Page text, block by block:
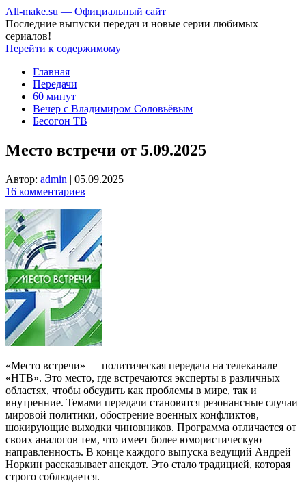
All-make.su — Официальный сайт
Последние выпуски передач и новые серии любимых
сериалов!
Перейти к содержимому
Главная
Передачи
60 минут
Вечер с Владимиром Соловьёвым
Бесогон ТВ
Место встречи от 5.09.2025
Автор: admin | 05.09.2025
16 комментариев
«Место встречи» — политическая передача на телеканале
«НТВ». Это место, где встречаются эксперты в различных
областях, чтобы обсудить как проблемы в мире, так и
внутренние. Темами передачи становятся резонансные случаи
мировой политики, обострение военных конфликтов,
шокирующие выходки чиновников. Программа отличается от
своих аналогов тем, что имеет более юмористическую
направленность. В конце каждого выпуска ведущий Андрей
Норкин рассказывает анекдот. Это стало традицией, которая
строго соблюдается.